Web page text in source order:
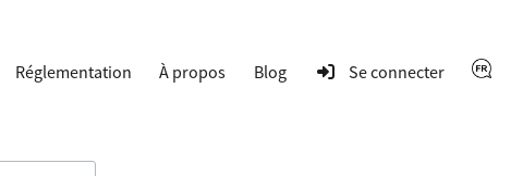
Réglementation À propos Blog Se connecter